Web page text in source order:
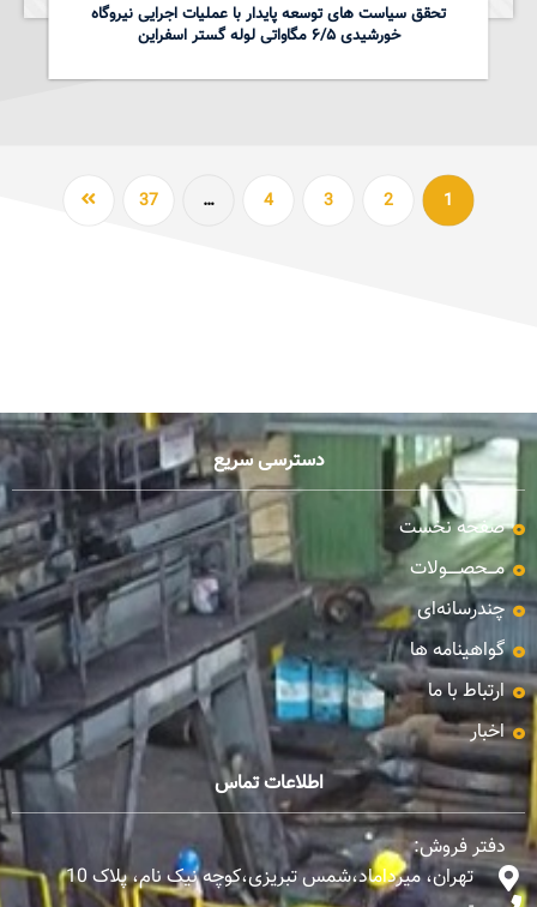
تحقق سیاست های توسعه پایدار با عملیات اجرایی نیروگاه
خورشیدی ۶/۵ مگاواتی لوله گستر اسفراین
1
2
3
4
…
37
دسترسی سریع
صفحه نخست
مـــحصـــــولات
چندرسانه‌ای
گواهینامه ها
ارتباط با ما
اخبار
اطلاعات تماس
دفتر فروش:
تهران، میرداماد،شمس تبریزی،کوچه نیک نام، پلاک 10